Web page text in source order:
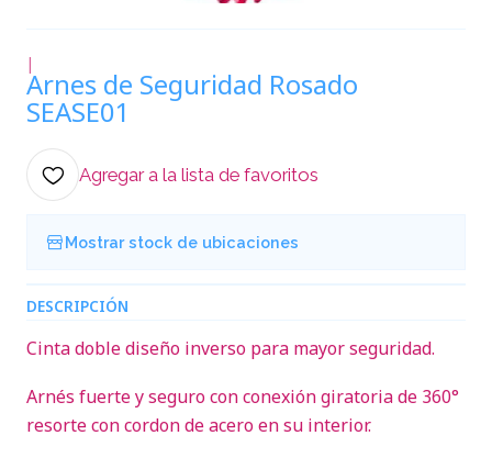
|
Arnes de Seguridad Rosado
SEASE01
Agregar a la lista de favoritos
Mostrar stock de ubicaciones
DESCRIPCIÓN
Cinta doble diseño inverso para mayor seguridad.
Arnés fuerte y seguro con conexión giratoria de 360°
resorte con cordon de acero en su interior.